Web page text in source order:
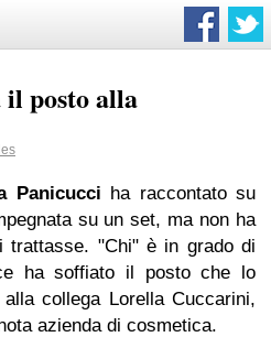
posto alla
Panicucci ha raccontato su
su un set, ma non ha
"Chi" è in grado di
ha soffiato il posto che lo
collega Lorella Cuccarini,
azienda di cosmetica.